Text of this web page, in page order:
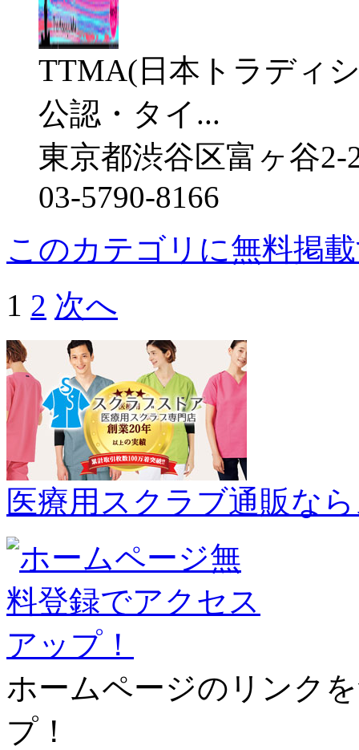
TTMA(日本トラディ
公認・タイ...
東京都渋谷区富ヶ谷2-
03-5790-8166
このカテゴリに無料掲
1 2 次へ
医療用スクラブ通販な
ホームページのリンク
プ！